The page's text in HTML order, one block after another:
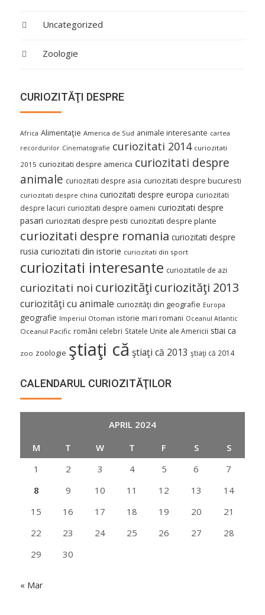
Uncategorized
Zoologie
CURIOZITĂŢI DESPRE
Africa Alimentaţie America de Sud animale interesante cartea
recordurilor Cinematografie curiozitati 2014 curiozitati
2015 curiozitati despre america curiozitati despre
animale curiozitati despre asia curiozitati despre bucuresti
curiozitati despre china curiozitati despre europa curiozitati
despre lacuri curiozitati despre oameni curiozitati despre
pasari curiozitati despre pesti curiozitati despre plante
curiozitati despre romania curiozitati despre
rusia curiozitati din istorie curiozitati din sport
curiozitati interesante curiozitatile de azi
curiozitati noi curiozităţi curiozităţi 2013
curiozităţi cu animale curiozităţi din geografie Europa
geografie Imperiul Otoman istorie mari romani Oceanul Atlantic
Oceanul Pacific români celebri Statele Unite ale Americii stiai ca
zoo zoologie ştiaţi că ştiaţi că 2013 ştiaţi că 2014
CALENDARUL CURIOZITĂŢILOR
APRIL 2024
M
T W T F S
S
1
2 3 4 5 6
7
8
9 10 11 12 13
14
15
16 17 18 19 20
21
22
23 24 25 26 27
28
29
30
« Mar